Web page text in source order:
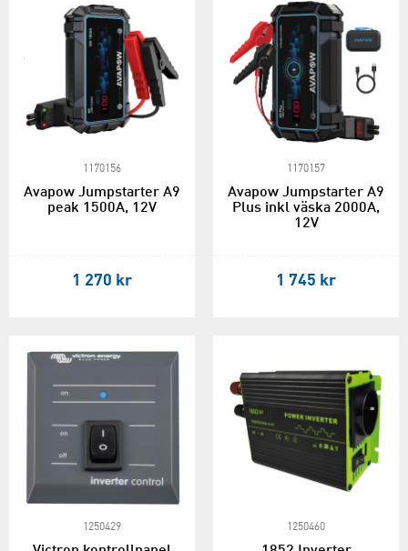
1170156
Avapow Jumpstarter A9
peak 1500A, 12V
1 270 kr
1170157
Avapow Jumpstarter A9
Plus inkl väska 2000A,
12V
1 745 kr
1250429 1250460